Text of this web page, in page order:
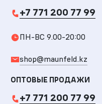
+7 771 200 77 99
ПН-ВС 9.00-20:00
shop@maunfeld.kz
ОПТОВЫЕ ПРОДАЖИ
+7 771 200 77 99